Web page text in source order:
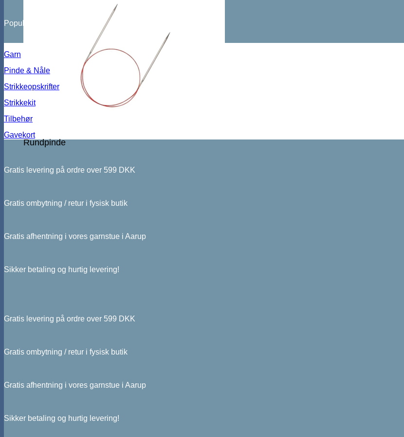
Rundpinde
Populære kategorier
Garn
Pinde & Nåle
Strikkeopskrifter
Strikkekit
Tilbehør
Gavekort
Gratis levering på ordre over 599 DKK
Gratis ombytning / retur i fysisk butik
Gratis afhentning i vores garnstue i Aarup
Sikker betaling og hurtig levering!
Gratis levering på ordre over 599 DKK
Gratis ombytning / retur i fysisk butik
Gratis afhentning i vores garnstue i Aarup
Sikker betaling og hurtig levering!